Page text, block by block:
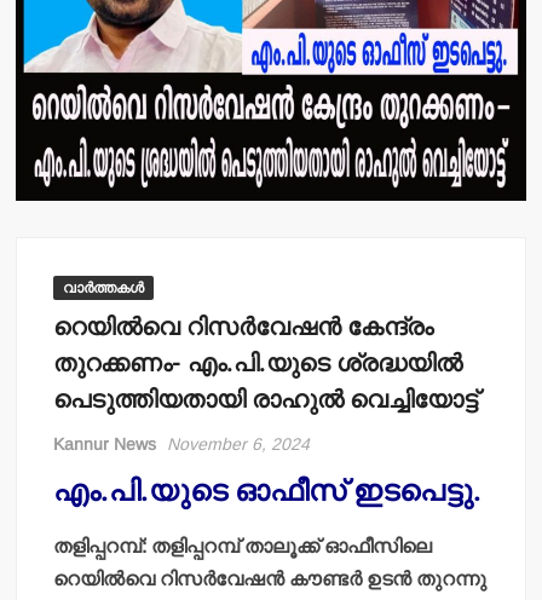
വാർത്തകൾ
റെയില്‍വെ റിസര്‍വേഷന്‍ കേന്ദ്രം
തുറക്കണം- എം.പി.യുടെ ശ്രദ്ധയില്‍
പെടുത്തിയതായി രാഹുല്‍ വെച്ചിയോട്ട്
Kannur News November 6, 2024
എം.പി.യുടെ ഓഫീസ് ഇടപെട്ടു.
തളിപ്പറമ്പ്: തളിപ്പറമ്പ് താലൂക്ക് ഓഫീസിലെ
റെയില്‍വെ റിസര്‍വേഷന്‍ കൗണ്ടര്‍ ഉടന്‍ തുറന്നു